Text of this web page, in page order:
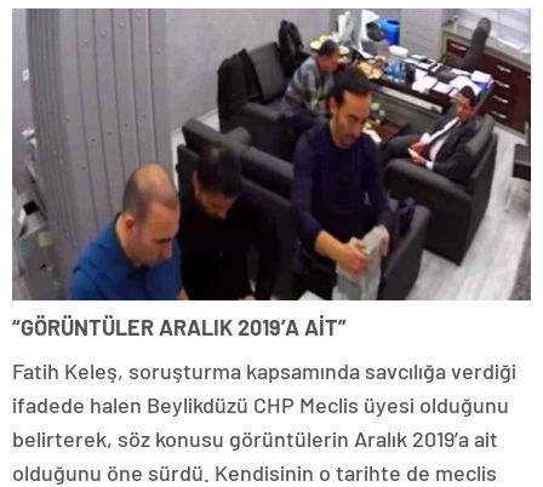
“GÖRÜNTÜLER ARALIK 2019’A AİT”
Fatih Keleş, soruşturma kapsamında savcılığa verdiği
ifadede halen Beylikdüzü CHP Meclis üyesi olduğunu
belirterek, söz konusu görüntülerin Aralık 2019’a ait
olduğunu öne sürdü. Kendisinin o tarihte de meclis